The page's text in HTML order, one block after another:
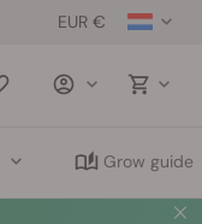
EUR €
Saved
Grow guide